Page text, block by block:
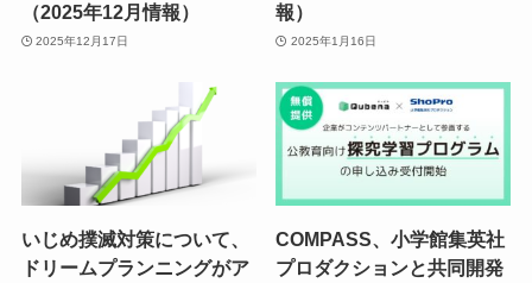
（2025年12月情報）
2025年12月17日
報）
2025年1月16日
いじめ撲滅対策について、
ドリームプランニングがア
COMPASS、小学館集英社
プロダクションと共同開発